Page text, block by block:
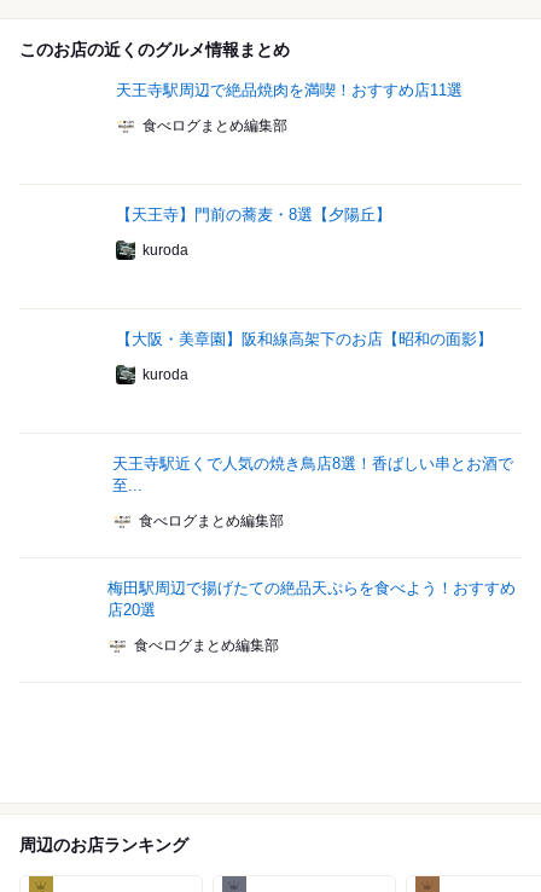
このお店の近くのグルメ情報まとめ
天王寺駅周辺で絶品焼肉を満喫！おすすめ店11選
食べログまとめ編集部
【天王寺】門前の蕎麦・8選【夕陽丘】
kuroda
【大阪・美章園】阪和線高架下のお店【昭和の面影】
kuroda
天王寺駅近くで人気の焼き鳥店8選！香ばしい串とお酒で
至...
食べログまとめ編集部
梅田駅周辺で揚げたての絶品天ぷらを食べよう！おすすめ
店20選
食べログまとめ編集部
周辺のお店ランキング